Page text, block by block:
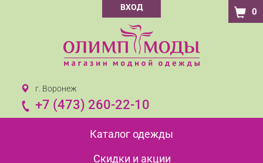
ВХОД 0
г. Воронеж
+7 (473) 260-22-10
Каталог одежды
Скидки и акции